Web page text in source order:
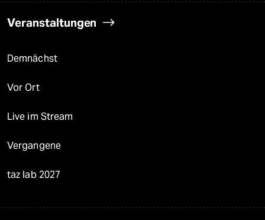
Veranstaltungen
Demnächst
Vor Ort
Live im Stream
Vergangene
taz lab 2027